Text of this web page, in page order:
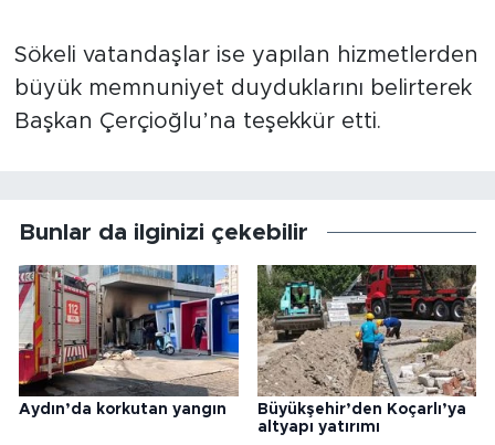
Sökeli vatandaşlar ise yapılan hizmetlerden
büyük memnuniyet duyduklarını belirterek
Başkan Çerçioğlu’na teşekkür etti.
Bunlar da ilginizi çekebilir
Aydın’da korkutan yangın
Büyükşehir’den Koçarlı’ya
altyapı yatırımı